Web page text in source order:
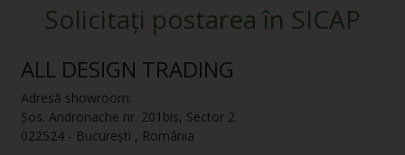
Solicitați postarea în SICAP
ALL DESIGN TRADING
Adresă showroom:
Șos. Andronache nr. 201bis, Sector 2
022524 - București , România